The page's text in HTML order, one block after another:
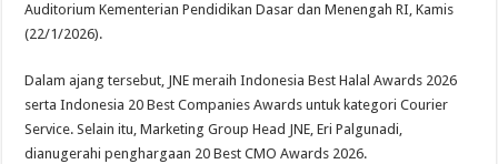
Auditorium Kementerian Pendidikan Dasar dan Menengah RI, Kamis
(22/1/2026).
Dalam ajang tersebut, JNE meraih Indonesia Best Halal Awards 2026
serta Indonesia 20 Best Companies Awards untuk kategori Courier
Service. Selain itu, Marketing Group Head JNE, Eri Palgunadi,
dianugerahi penghargaan 20 Best CMO Awards 2026.